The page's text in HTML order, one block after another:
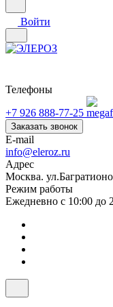
Войти
Телефоны
+7 926 888-77-25
Заказать звонок
E-mail
info@eleroz.ru
Адрес
Москва.
Режим работы
Ежедневно с 10:00 до